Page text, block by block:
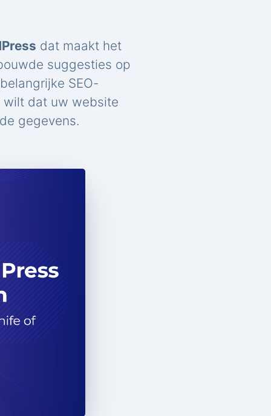
dat maakt het
suggesties op
SEO-
wilt dat uw website
gegevens.